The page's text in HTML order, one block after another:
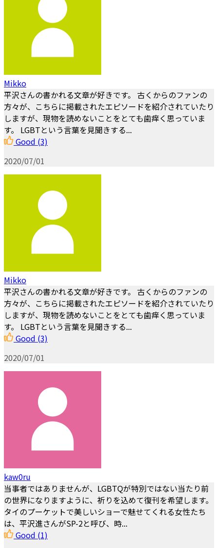
Mikko
平沢さんの書かれる文章が好きです。 古くからのファンの
方々が、こちらに掲載されたエピソードを紹介されていたり
しますが、現物を読めないことをとても歯痒く思っていま
す。 LGBTという言葉を見聞きする...
Good (3)
2020/07/01
Mikko
平沢さんの書かれる文章が好きです。 古くからのファンの
方々が、こちらに掲載されたエピソードを紹介されていたり
しますが、現物を読めないことをとても歯痒く思っていま
す。 LGBTという言葉を見聞きする...
Good (3)
2020/07/01
kaw0ru
当事者ではありませんが、LGBTQが特別ではない当たり前
の世界になりますように、祈りを込めて復刊を希望します。
タイのプーケットで美しいショーで魅せてくれる女性たち
は、平沢進さんがSP-2と呼び、時...
Good (1)